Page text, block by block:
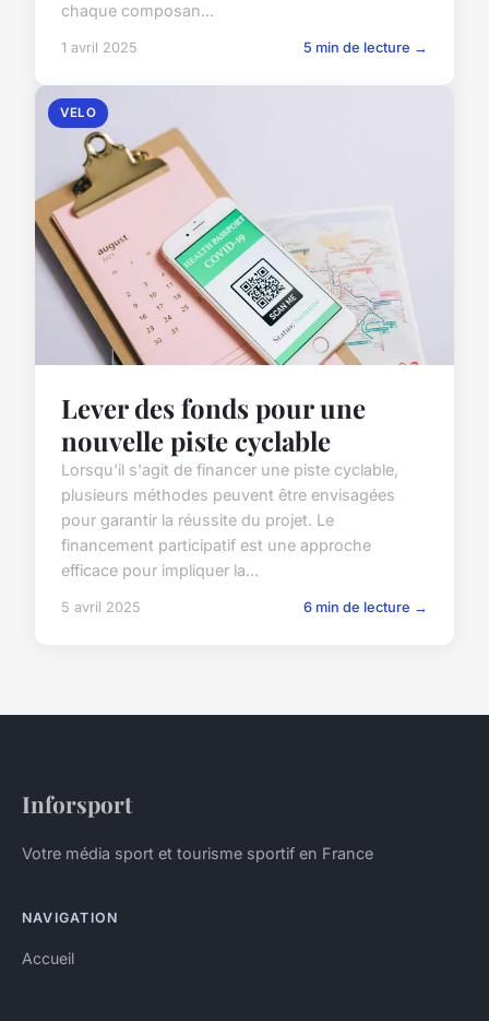
chaque composan...
1 avril 2025 5 min de lecture →
VELO
Lever des fonds pour une
nouvelle piste cyclable
Lorsqu'il s'agit de financer une piste cyclable,
plusieurs méthodes peuvent être envisagées
pour garantir la réussite du projet. Le
financement participatif est une approche
efficace pour impliquer la...
5 avril 2025 6 min de lecture →
Inforsport
Votre média sport et tourisme sportif en France
NAVIGATION
Accueil